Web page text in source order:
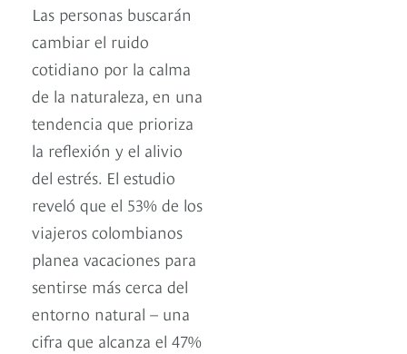
Las personas buscarán
cambiar el ruido
cotidiano por la calma
de la naturaleza, en una
tendencia que prioriza
la reflexión y el alivio
del estrés. El estudio
reveló que el 53% de los
viajeros colombianos
planea vacaciones para
sentirse más cerca del
entorno natural – una
cifra que alcanza el 47%